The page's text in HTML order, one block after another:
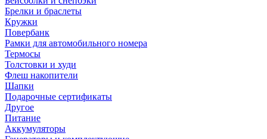
Брелки и браслеты
Кружки
Повербанк
Рамки для автомобильного номера
Термосы
Толстовки и худи
Флеш накопители
Шапки
Подарочные сертификаты
Другое
Питание
Аккумуляторы